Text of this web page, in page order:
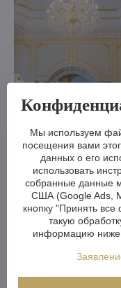
Мы можем сделать
больше, изменить
укоротить или
безграничны. А
изготовить
Если вы не выбрали
изготовим для вас
фотография того,
Мы используем
посещения вами
данных о его
использовать
собранные данные
США (Google Ads,
кнопку "Принять
такую
информацию ниже